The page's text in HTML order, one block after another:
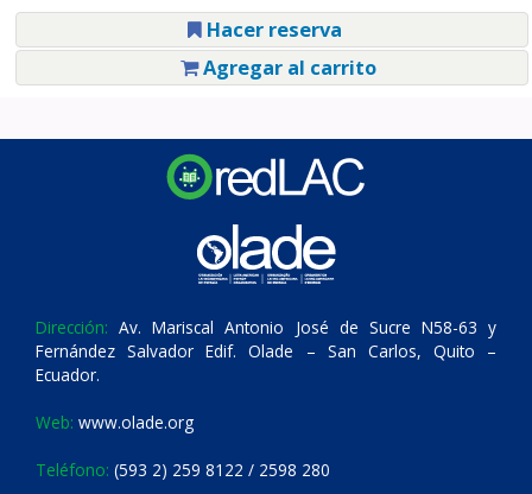
Hacer reserva
Agregar al carrito
Dirección: Av. Mariscal Antonio José de Sucre N58-63 y
Fernández Salvador Edif. Olade – San Carlos, Quito –
Ecuador.
Web: www.olade.org
Teléfono: (593 2) 259 8122 / 2598 280